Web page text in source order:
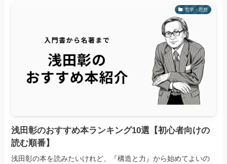
哲学・思想
浅田彰のおすすめ本ランキング10選【初心者向けの
読む順番】
浅田彰の本を読みたいけれど、『構造と力』から始めてよいの